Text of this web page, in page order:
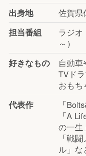
出身地
佐賀県
担当番組
ラジ
～）
好きなもの
自動
TVド
おもち
代表作
「
「A
の一生」
「戦
ル」な